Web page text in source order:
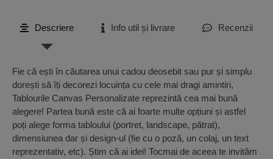
Descriere Info util și livrare Recenzii
Fie că ești în căutarea unui cadou deosebit sau pur și simplu
dorești să îți decorezi locuința cu cele mai dragi amintiri,
Tablourile Canvas Personalizate reprezintă cea mai bună
alegere! Partea bună este că ai foarte multe opțiuni și astfel
poți alege forma tabloului (portret, landscape, pătrat),
dimensiunea dar și design-ul (fie cu o poză, un colaj, un text
reprezentativ, etc). Știm că ai idei! Tocmai de aceea te invităm